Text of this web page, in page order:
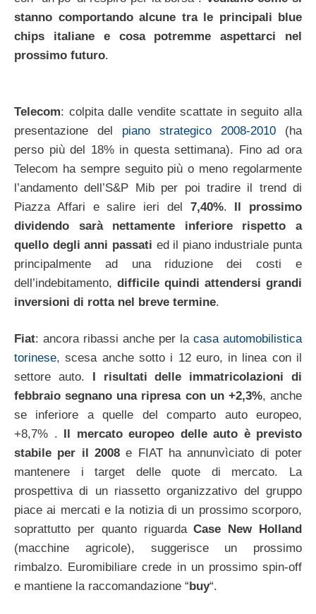
stanno comportando alcune tra le principali blue
chips italiane e cosa potremme aspettarci nel
prossimo futuro.
Telecom: colpita dalle vendite scattate in seguito alla
presentazione del piano strategico 2008-2010 (ha
perso più del 18% in questa settimana). Fino ad ora
Telecom ha sempre seguito più o meno regolarmente
l’andamento dell’S&P Mib per poi tradire il trend di
Piazza Affari e salire ieri del 7,40%. Il prossimo
dividendo sarà nettamente inferiore rispetto a
quello degli anni passati ed il piano industriale punta
principalmente ad una riduzione dei costi e
dell’indebitamento, difficile quindi attendersi grandi
inversioni di rotta nel breve termine.
Fiat: ancora ribassi anche per la casa automobilistica
torinese, scesa anche sotto i 12 euro, in linea con il
settore auto. I risultati delle immatricolazioni di
febbraio segnano una ripresa con un +2,3%, anche
se inferiore a quelle del comparto auto europeo,
+8,7% .
Il mercato europeo delle auto è previsto
stabile per il 2008 e FIAT ha annunvìciato di poter
mantenere i target delle quote di mercato. La
prospettiva di un riassetto organizzativo del gruppo
piace ai mercati e la notizia di un prossimo scorporo,
soprattutto per quanto riguardaCase New Holland
(macchine agricole), suggerisce un prossimo
rimbalzo. Euromibiliare crede in un prossimo spin-off
e mantiene la raccomandazione “ buy“.